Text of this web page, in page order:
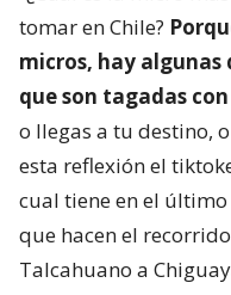
tomar en Chile?
micros, hay algunas
que son tagadas
o llegas a tu destino,
esta reflexión el
cual tiene en el
que hacen el
Talcahuano a